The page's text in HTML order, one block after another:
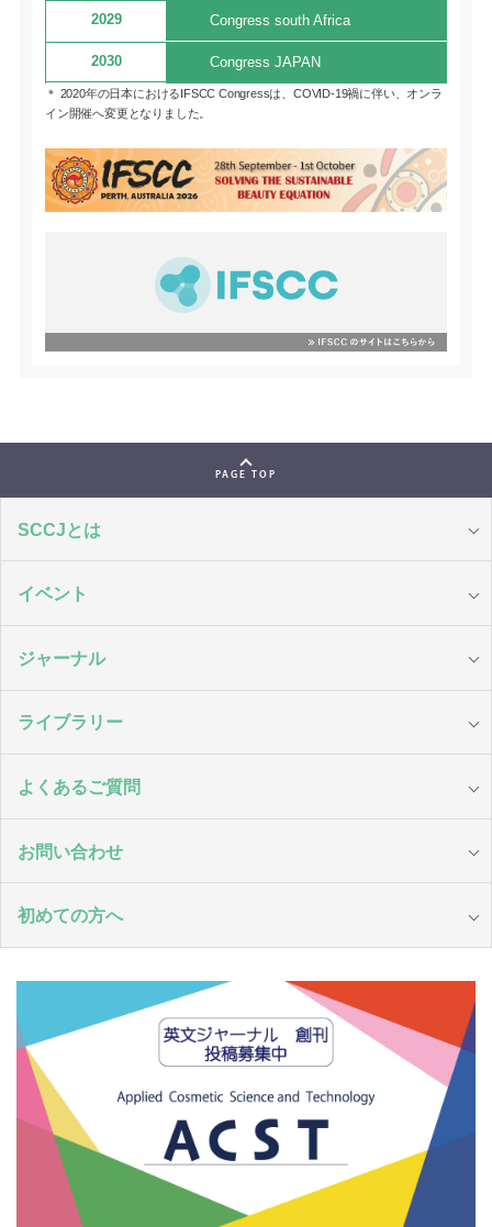
2029 Congress south Africa
2030 Congress JAPAN
＊ 2020年の日本におけるIFSCC Congressは、COVID-19禍に伴い、オンラ
イン開催へ変更となりました。
PAGE TOP
SCCJとは
イベント
ジャーナル
ライブラリー
よくあるご質問
お問い合わせ
初めての方へ